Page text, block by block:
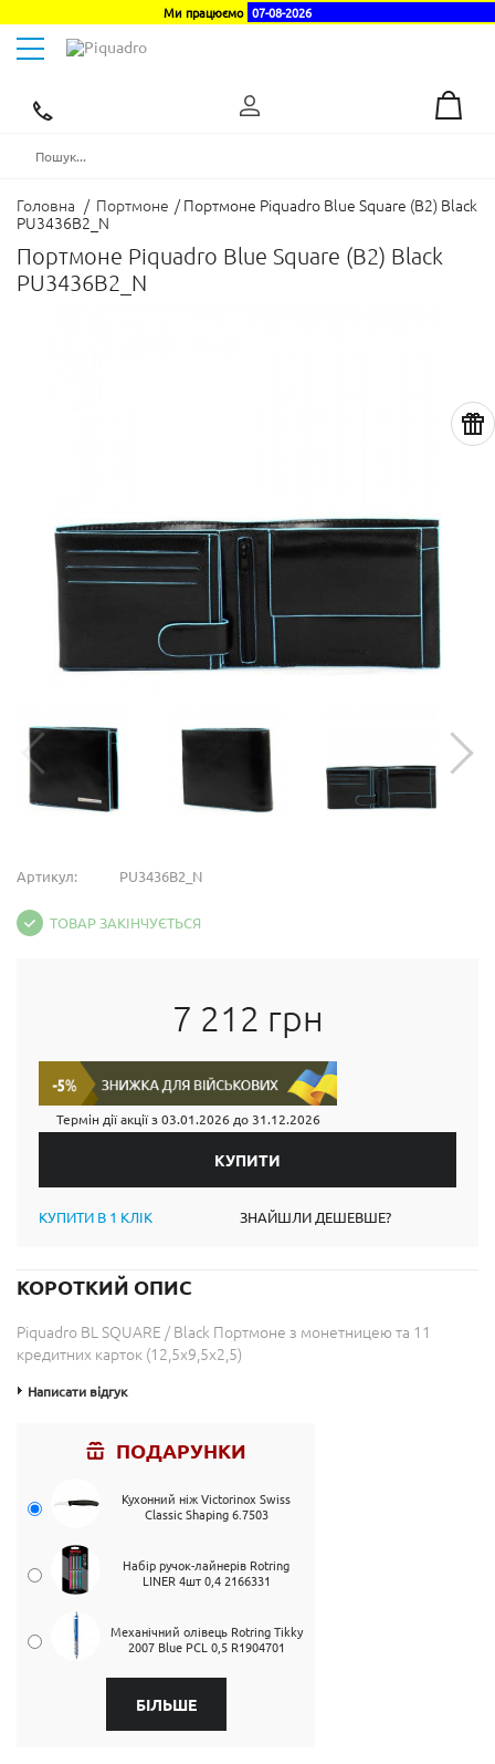
Ми працюємо 07-08-2026
Toggle
navigation
Головна / Портмоне / Портмоне Piquadro Blue Square (B2) Black
PU3436B2_N
Портмоне Piquadro Blue Square (B2) Black
PU3436B2_N
Артикул: PU3436B2_N
ТОВАР ЗАКІНЧУЄТЬСЯ
7 212 грн
Термін дії акції з03.01.2026 до 31.12.2026
КУПИТИ В 1 КЛІК ЗНАЙШЛИ ДЕШЕВШЕ?
КОРОТКИЙ ОПИС
Piquadro BL SQUARE / Black Портмоне з монетницею та 11
кредитних карток (12,5x9,5x2,5)
Написати відгук
ПОДАРУНКИ
Кухонний ніж Victorinox Swiss
Classic Shaping 6.7503
Набір ручок-лайнерів Rotring
LINER 4шт 0,4 2166331
Механічний олівець Rotring Tikky
2007 Blue PCL 0,5 R1904701
БІЛЬШЕ